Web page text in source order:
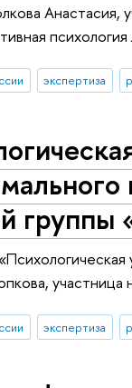
Анастасия,
психология
экспертиза
группы
экспертиза